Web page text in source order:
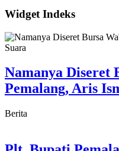
Widget Indeks
Namanya Diseret
Pemalang, Aris
Berita